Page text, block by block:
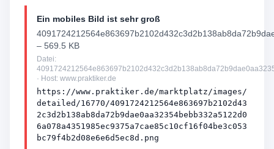
Ein mobiles Bild ist sehr groß
– 569.5 KB
Datei:
· Host: www.praktiker.de
https://www.praktiker.de/marktplatz/images/
detailed/16770/4091724212564e863697b2102d43
2c3d2b138ab8da72b9dae0aa32354bebb332a5122d0
6a078a4351985ec9375a7cae85c10cf16f04be3c053
bc79f4b2d08e6e6d5ec8d.png